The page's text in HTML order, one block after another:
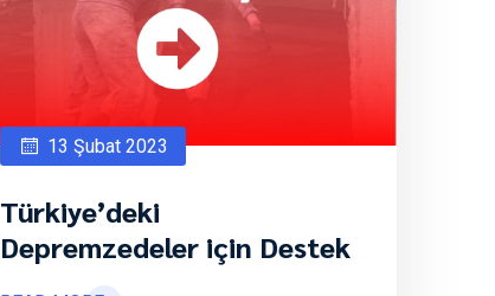
13 Şubat 2023
Türkiye’deki
Depremzedeler için Destek